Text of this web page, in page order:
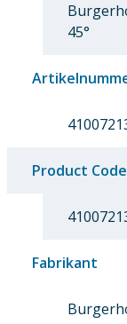
45°
Product Code
Fabrikant